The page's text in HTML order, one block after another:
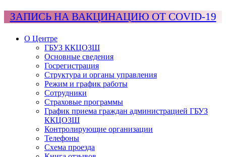
ЗАПИСЬ НА ВАКЦИНАЦИЮ ОТ COVID-19
О Центре
ГБУЗ ККЦОЗШ
Основные сведения
Госрегистрация
Структура и органы управления
Режим и график работы
Сотрудники
Страховые программы
График приема граждан администрацией ГБУЗ
ККЦОЗШ
Контролирующие организации
Телефоны
Схема проезда